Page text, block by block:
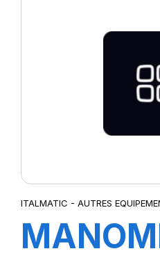
ITALMATIC - AUTRES